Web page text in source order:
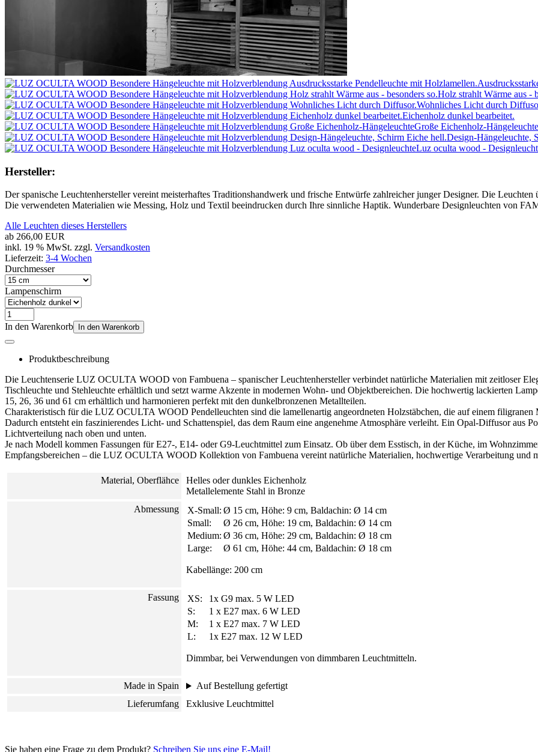
Holz strahlt Wärme aus -
Wohnliches Licht durch
Eichenholz dunkel bearbeitet.
Große Eichenholz-Hängeleuchte
Design-Hängeleuchte,
Luz oculta wood -
Hersteller:
Der spanische Leuchtenhersteller vereint meisterhaftes Traditionshandwerk und frische Entwürfe zahlreicher junger Designer. Die
Die verwendeten Materialien wie Messing, Holz und Textil beeindrucken durch Ihre sinnliche Haptik. Wunderbare Designleuchten von
Alle Leuchten dieses Herstellers
ab 266,00 EUR
inkl. 19 % MwSt. zzgl. Versandkosten
Lieferzeit: 3-4 Wochen
Durchmesser
Lampenschirm
In den Warenkorb In den Warenkorb
Produktbeschreibung
Die Leuchtenserie LUZ OCULTA WOOD von Fambuena – spanischer Leuchtenhersteller verbindet natürliche Materialien mit zeitloser
Tischleuchte und Stehleuchte erhältlich und setzt warme Akzente in modernen Wohn- und Objektbereichen. Die hochwertig lackierten
15, 26, 36 und 61 cm erhältlich und harmonieren perfekt mit den dunkelbronzenen Metallteilen.
Charakteristisch für die LUZ OCULTA WOOD Pendelleuchten sind die lamellenartig angeordneten Holzstäbchen, die auf einem
Dadurch entsteht ein faszinierendes Licht- und Schattenspiel, das dem Raum eine angenehme Atmosphäre verleiht. Ein Opal-Diffusor aus
Lichtverteilung nach oben und unten.
Je nach Modell kommen Fassungen für E27-, E14- oder G9-Leuchtmittel zum Einsatz. Ob über dem Esstisch, in der Küche, im
Empfangsbereichen – die LUZ OCULTA WOOD Kollektion von Fambuena vereint natürliche Materialien, hochwertige Verarbeitung und
Material, Oberflähce
Helles oder dunkles Eichenholz
Metallelemente Stahl in Bronze
Abmessung
X-Small: Ø 15 cm, Höhe: 9 cm, Baldachin: Ø 14 cm
Small:
Ø 26 cm, Höhe: 19 cm, Baldachin: Ø 14 cm
Medium: Ø 36 cm, Höhe: 29 cm, Baldachin: Ø 18 cm
Large:
Ø 61 cm, Höhe: 44 cm, Baldachin: Ø 18 cm
Kabellänge: 200 cm
Fassung XS:
1x G9 max. 5 W LED
S:
1 x E27 max. 6 W LED
M:
1 x E27 max. 7 W LED
L:
1x E27 max. 12 W LED
Dimmbar, bei Verwendungen von dimmbaren Leuchtmitteln.
Made in Spain
Auf Bestellung gefertigt
Lieferumfang
Exklusive Leuchtmittel
Sie haben eine Frage zu dem Produkt? Schreiben Sie uns eine E-Mail!